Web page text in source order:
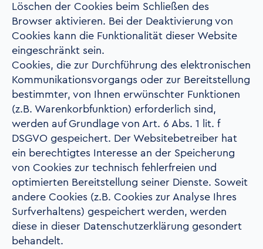
Löschen der Cookies beim Schließen des
Browser aktivieren. Bei der Deaktivierung von
Cookies kann die Funktionalität dieser Website
eingeschränkt sein.
Cookies, die zur Durchführung des elektronischen
Kommunikationsvorgangs oder zur Bereitstellung
bestimmter, von Ihnen erwünschter Funktionen
(z.B. Warenkorbfunktion) erforderlich sind,
werden auf Grundlage von Art. 6 Abs. 1 lit. f
DSGVO gespeichert. Der Websitebetreiber hat
ein berechtigtes Interesse an der Speicherung
von Cookies zur technisch fehlerfreien und
optimierten Bereitstellung seiner Dienste. Soweit
andere Cookies (z.B. Cookies zur Analyse Ihres
Surfverhaltens) gespeichert werden, werden
diese in dieser Datenschutzerklärung gesondert
behandelt.